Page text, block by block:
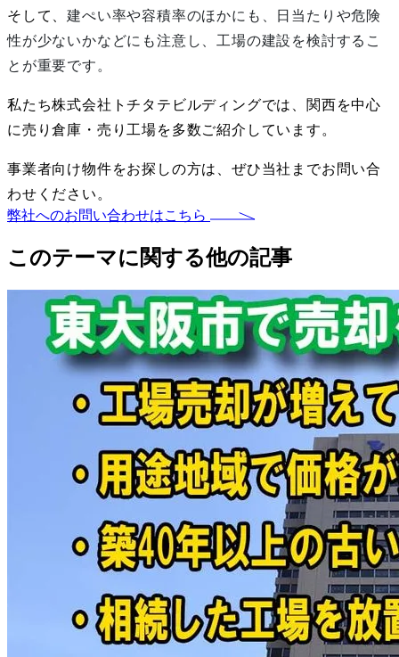
そして、建ぺい率や容積率のほかにも、日当たりや危険
性が少ないかなどにも注意し、工場の建設を検討するこ
とが重要です。
私たち株式会社トチタテビルディングでは、関西を中心
に売り倉庫・売り工場を多数ご紹介しています。
事業者向け物件をお探しの方は、ぜひ当社までお問い合
わせください。
弊社へのお問い合わせはこちら
このテーマに関する他の記事